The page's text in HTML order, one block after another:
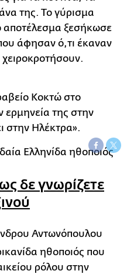
της. Το γύρισμα
αποτέλεσμα ξεσήκωσε
άφησαν ό,τι έκαναν
χειροκροτήσουν.
Κοκτώ στο
ερμηνεία της στην
στην Ηλέκτρα».
δε γνωρίζετε
Αντωνόπουλου
ηθοποιός που
ρόλου στην